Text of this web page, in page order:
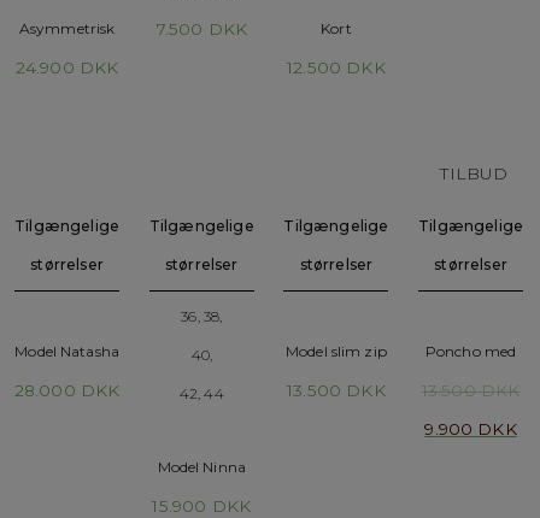
Asymmetrisk
24.900 DKK
7.500 DKK
Kort
12.500 DKK
Tilgængelige
størrelser
Model Natasha
28.000 DKK
Tilgængelige
størrelser
36, 38,
40,
42, 44
Model Ninna
15.900 DKK
Tilgængelige
størrelser
Model slim zip
13.500 DKK
TILBUD
Tilgængelige
størrelser
Poncho med
13.500DKK
9.900 DKK